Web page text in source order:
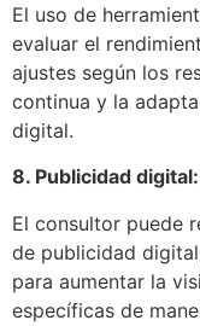
El uso de
evaluar el
ajustes según los
continua y la
digital.
8. Publicidad digital:
El consultor puede
de publicidad
para aumentar la
específicas de